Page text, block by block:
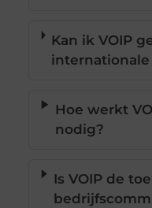
Kan ik VOIP
Hoe werkt
nodig?
Is VOIP de